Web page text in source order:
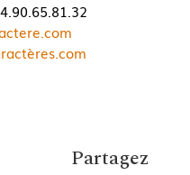
Partagez